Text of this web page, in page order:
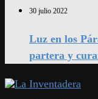
30 julio 2022
Luz en los
partera y